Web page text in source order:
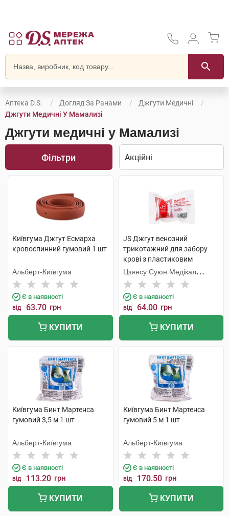
Аптека D.S. Догляд За Ранами
Джгути Медичні
Джгути Медичні У Мамализі
Джгути медичні у Мамализі
Фільтри
Київгума Джгут Есмарха
кровоспинний гумовий 1 шт
Альберт-Київгума
Є в наявності
від 63.70 грн
КУПИТИ
JS Джгут венозний
трикотажний для забору
крові з пластиковим
карабіном 1 шт
Цзянсу Суюн Медікал
Метіріалс
Є в наявності
від 64.00 грн
КУПИТИ
Київгума Бинт Мартенса
гумовий 3,5 м 1 шт
Альберт-Київгума
Є в наявності
від 113.20 грн
КУПИТИ
Київгума Бинт Мартенса
гумовий 5 м 1 шт
Альберт-Київгума
Є в наявності
від 170.50 грн
КУПИТИ